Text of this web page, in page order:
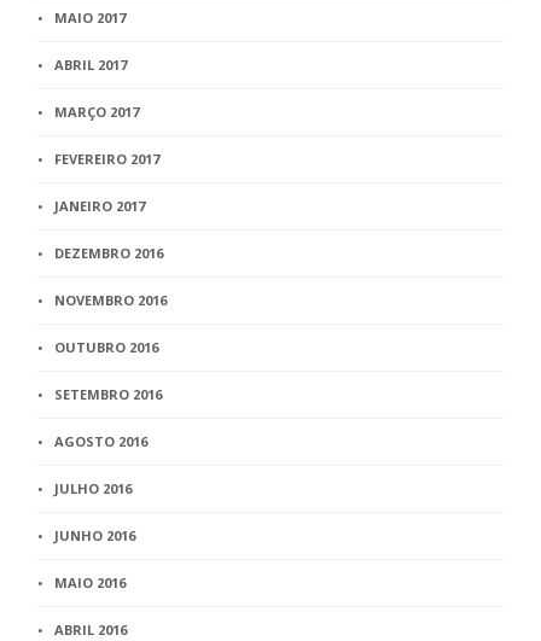
MAIO 2017
ABRIL 2017
MARÇO 2017
FEVEREIRO 2017
JANEIRO 2017
DEZEMBRO 2016
NOVEMBRO 2016
OUTUBRO 2016
SETEMBRO 2016
AGOSTO 2016
JULHO 2016
JUNHO 2016
MAIO 2016
ABRIL 2016